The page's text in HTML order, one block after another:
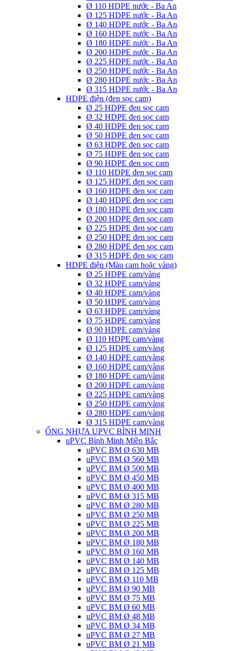
Ø 110 HDPE nước - Ba An
Ø 125 HDPE nước - Ba An
Ø 140 HDPE nước - Ba An
Ø 160 HDPE nước - Ba An
Ø 180 HDPE nước - Ba An
Ø 200 HDPE nước - Ba An
Ø 225 HDPE nước - Ba An
Ø 250 HDPE nước - Ba An
Ø 280 HDPE nước - Ba An
Ø 315 HDPE nước - Ba An
HDPE điện (đen sọc cam)
Ø 25 HDPE đen sọc cam
Ø 32 HDPE đen sọc cam
Ø 40 HDPE đen sọc cam
Ø 50 HDPE đen sọc cam
Ø 63 HDPE đen sọc cam
Ø 75 HDPE đen sọc cam
Ø 90 HDPE đen sọc cam
Ø 110 HDPE đen sọc cam
Ø 125 HDPE đen sọc cam
Ø 160 HDPE đen sọc cam
Ø 140 HDPE đen sọc cam
Ø 180 HDPE đen sọc cam
Ø 200 HDPE đen sọc cam
Ø 225 HDPE đen sọc cam
Ø 250 HDPE đen sọc cam
Ø 280 HDPE đen sọc cam
Ø 315 HDPE đen sọc cam
HDPE điện (Màu cam hoặc vàng)
Ø 25 HDPE cam/vàng
Ø 32 HDPE cam/vàng
Ø 40 HDPE cam/vàng
Ø 50 HDPE cam/vàng
Ø 63 HDPE cam/vàng
Ø 75 HDPE cam/vàng
Ø 90 HDPE cam/vàng
Ø 110 HDPE cam/vàng
Ø 125 HDPE cam/vàng
Ø 140 HDPE cam/vàng
Ø 160 HDPE cam/vàng
Ø 180 HDPE cam/vàng
Ø 200 HDPE cam/vàng
Ø 225 HDPE cam/vàng
Ø 250 HDPE cam/vàng
Ø 280 HDPE cam/vàng
Ø 315 HDPE cam/vàng
ỐNG NHỰA UPVC BÌNH MINH
uPVC Bình Minh Miền Bắc
uPVC BM Ø 630 MB
uPVC BM Ø 560 MB
uPVC BM Ø 500 MB
uPVC BM Ø 450 MB
uPVC BM Ø 400 MB
uPVC BM Ø 315 MB
uPVC BM Ø 280 MB
uPVC BM Ø 250 MB
uPVC BM Ø 225 MB
uPVC BM Ø 200 MB
uPVC BM Ø 180 MB
uPVC BM Ø 160 MB
uPVC BM Ø 140 MB
uPVC BM Ø 125 MB
uPVC BM Ø 110 MB
uPVC BM Ø 90 MB
uPVC BM Ø 75 MB
uPVC BM Ø 60 MB
uPVC BM Ø 48 MB
uPVC BM Ø 34 MB
uPVC BM Ø 27 MB
uPVC BM Ø 21 MB